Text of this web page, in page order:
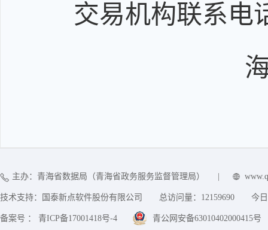
交易机构联系电
主办：青海省数据局（青海省政务服务监督管理局）
技术支持：国泰新点软件股份有限公司 总访问量： 12159690 今
备案号 ： 青ICP备17001418号-4 青公网安备63010402000415号